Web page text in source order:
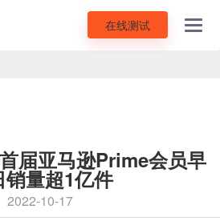
在线测试
届亚马逊Prime会员早
销量超1亿件
2022-10-17